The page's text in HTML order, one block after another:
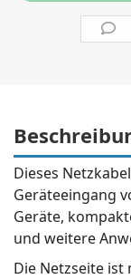
Dieses
Geräteeingang
Geräte,
und weitere
Die Netzseite ist